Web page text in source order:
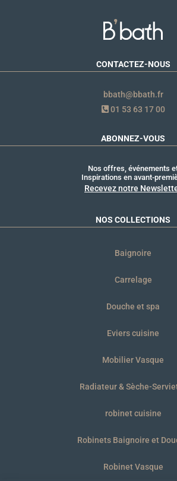
CONTACTEZ-NOUS
bbath@bbath.fr
01 53 63 17 00
ABONNEZ-VOUS
Nos offres, événements
Inspirations en avant-
Recevez notre
NOS COLLECTIONS
Baignoire
Carrelage
Douche et spa
Eviers cuisine
Mobilier Vasque
Radiateur & Sèche-
robinet cuisine
Robinets Baignoire et
Robinet Vasque